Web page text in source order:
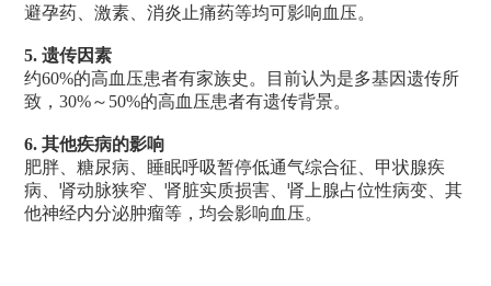
避孕药、激素、消炎止痛药等均可影响血压。
5. 遗传因素
约60%的高血压患者有家族史。目前认为是多基因遗传所
致，30%～50%的高血压患者有遗传背景。
6. 其他疾病的影响
肥胖、糖尿病、睡眠呼吸暂停低通气综合征、甲状腺疾
病、肾动脉狭窄、肾脏实质损害、肾上腺占位性病变、其
他神经内分泌肿瘤等，均会影响血压。